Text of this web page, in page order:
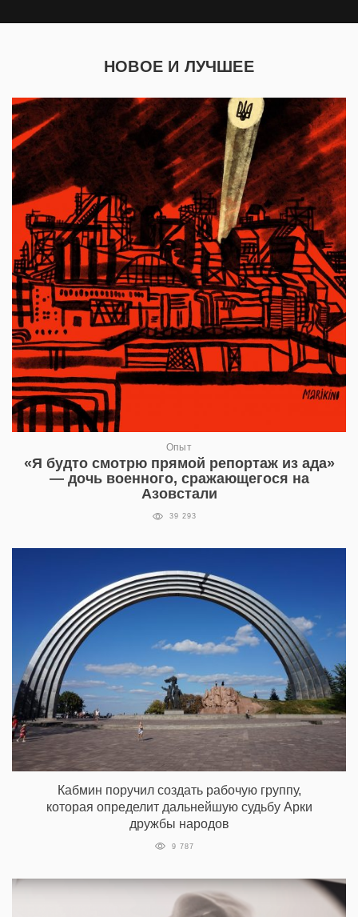
НОВОЕ И ЛУЧШЕЕ
Опыт
«Я будто смотрю прямой репортаж из ада»
— дочь военного, сражающегося на
Азовстали
39 293
Кабмин поручил создать рабочую группу,
которая определит дальнейшую судьбу Арки
дружбы народов
9 787